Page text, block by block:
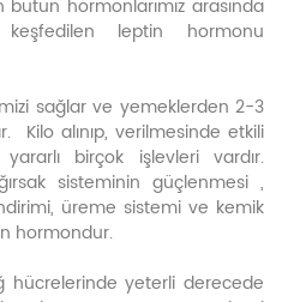
hormonlarımız arasında
leptin hormonu
sağlar ve yemeklerden 2-3
Kilo alınıp, verilmesinde etkili
birçok işlevleri vardır.
sisteminin güçlenmesi ,
üreme sistemi ve kemik
hormondur.
hücrelerinde yeterli derecede